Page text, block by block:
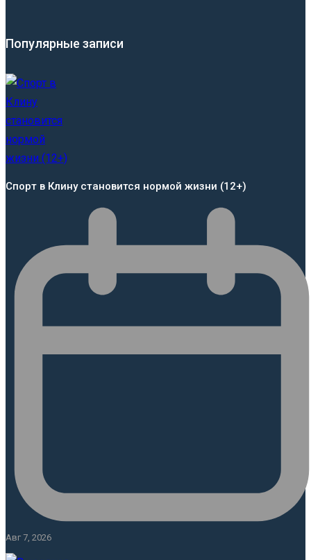
Популярные записи
Спорт в Клину становится нормой жизни (12+)
Авг 7, 2026